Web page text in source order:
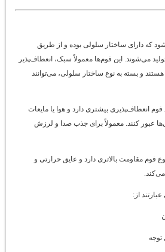
که دارای ساختار سلولی بوده و از طریق
می‌شوند. این فوم‌ها معمولاً سبک، انعطاف‌پذیر
و بسته به نوع ساختار سلولی، می‌توانند
انعطاف‌پذیری بیشتری دارد و هوا یا مایعات
عبور کنند. معمولاً برای جذب صدا و لرزش
فوم مقاومت بالاتری دارد و عایق حرارتی و
از: